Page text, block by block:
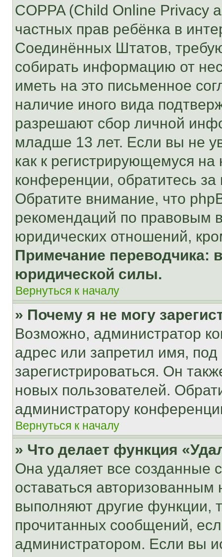
COPPA (Child Online Privacy
частных прав ребёнка в
Соединённых Штатов,
собирать информацию от
иметь на это письменное
наличие иного вида
разрешают сбор личной
младше 13 лет. Если вы не
как к регистрирующемуся
конференции, обратитесь
Обратите внимание, что
рекомендаций по правовым
юридических отношений,
Примечание переводчика:
юридической силы.
Вернуться к началу
» Почему я не могу
Возможно, администратор
адрес или запретил имя,
зарегистрироваться. Он
новых пользователей.
администратору
Вернуться к началу
» Что делает функция
Она удаляет все созданные
оставаться
выполняют другие функции,
прочитанных сообщений,
администратором. Если вы